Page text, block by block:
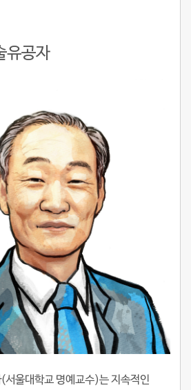
유공자
서울대학교 명예교수)는 지속적인